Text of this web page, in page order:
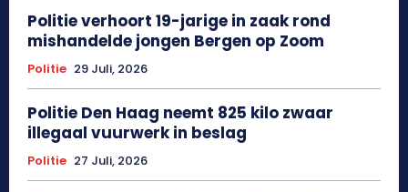
Politie verhoort 19-jarige in zaak rond
mishandelde jongen Bergen op Zoom
Politie 29 Juli, 2026
Politie Den Haag neemt 825 kilo zwaar
illegaal vuurwerk in beslag
Politie 27 Juli, 2026